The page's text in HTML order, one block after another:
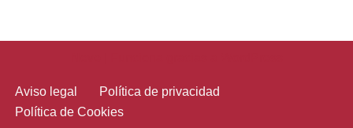
Aviso legal
Política de privacidad
Política de Cookies